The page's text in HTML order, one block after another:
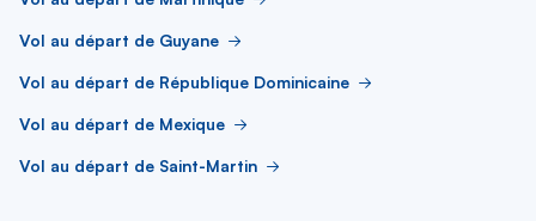
Vol au départ de Guyane
Vol au départ de République Dominicaine
Vol au départ de Mexique
Vol au départ de Saint-Martin